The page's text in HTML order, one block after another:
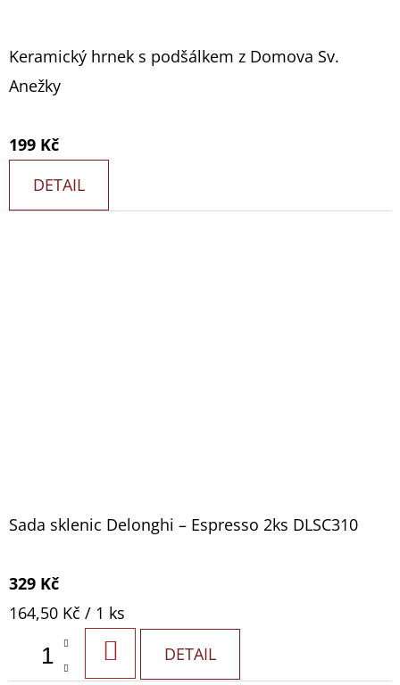
Keramický hrnek s podšálkem z Domova Sv.
Anežky
199 Kč
DETAIL
Sada sklenic Delonghi – Espresso 2ks DLSC310
329 Kč
Měrná
164,50 Kč / 1 ks
KOŠÍKU
DETAIL